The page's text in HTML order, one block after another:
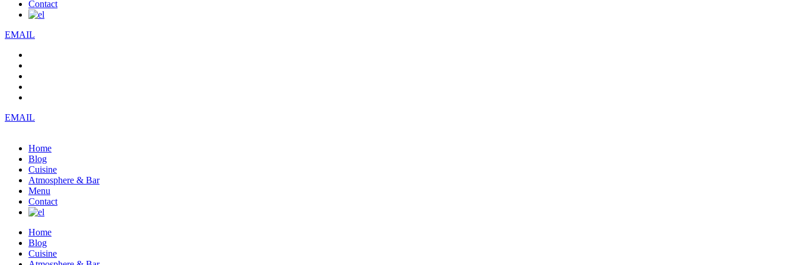
Contact
EMAIL
EMAIL
Home
Blog
Cuisine
Atmosphere & Bar
Menu
Contact
Home
Blog
Cuisine